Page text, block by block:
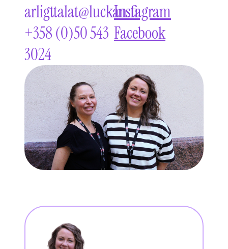
arligttalat@luckan.fi
+358 (0)50 543
3024
Instagram
Facebook